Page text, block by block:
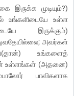
இருக்க முடியும்?)
உங்களிடையே உள்ள
இருக்கும்)
அவர்கள்
உங்களைத்
உள்ளங்கள் (அதனை)
பாவிகளாக